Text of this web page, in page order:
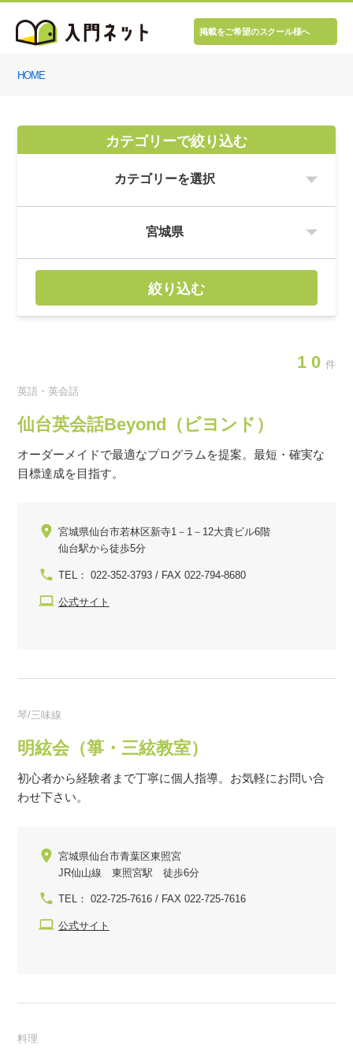
掲載をご希望のスクール様へ
HOME
カテゴリーで絞り込む
絞り込む
10 件
英語・英会話
仙台英会話Beyond（ビヨンド）
オーダーメイドで最適なプログラムを提案。最短・確実な
目標達成を目指す。
宮城県仙台市若林区新寺1－1－12大貴ビル6階
仙台駅から徒歩5分
TEL： 022-352-3793 / FAX 022-794-8680
公式サイト
琴/三味線
明絃会（箏・三絃教室）
初心者から経験者まで丁寧に個人指導。お気軽にお問い合
わせ下さい。
宮城県仙台市青葉区東照宮
JR仙山線 東照宮駅 徒歩6分
TEL： 022-725-7616 / FAX 022-725-7616
公式サイト
料理